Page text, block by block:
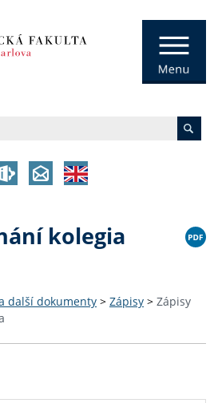
kolegia
další dokumenty > Zápisy > Zápisy